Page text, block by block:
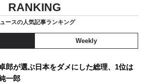
RANKING
ースの人気記事ランキング
Weekly
郎が選ぶ日本をダメにした総理、1位は
一郎